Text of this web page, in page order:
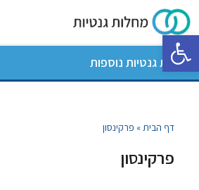
פתח סרגל נגישות
מחלות גנטיות נוספות
דף הבית» פרקינסון
פרקינסון